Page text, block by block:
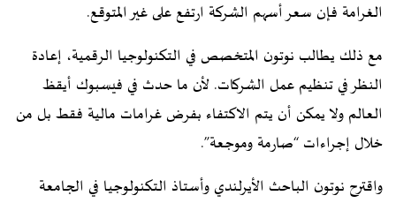
الغرامة فإن سعر أسهم الشركة ارتفع على غير المتوقع.
مع ذلك يطالب نوتون المتخصص في التكنولوجيا الرقمية، إعادة
النظر في تنظيم عمل الشركات. لأن ما حدث في فيسبوك أيقظ
العالم ولا يمكن أن يتم الاكتفاء بفرض غرامات مالية فقط بل من
خلال إجراءات “صارمة وموجعة”.
واقترح نوتون الباحث الأيرلندي وأستاذ التكنولوجيا في الجامعة